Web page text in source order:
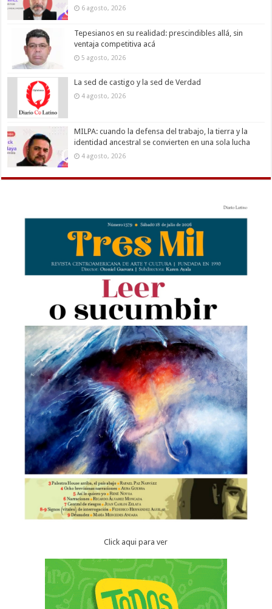
6 agosto, 2026
Tepesianos en su realidad: prescindibles allá, sin
ventaja competitiva acá
5 agosto, 2026
La sed de castigo y la sed de Verdad
4 agosto, 2026
MILPA: cuando la defensa del trabajo, la tierra y la
identidad ancestral se convierten en una sola lucha
4 agosto, 2026
Click aqui para ver